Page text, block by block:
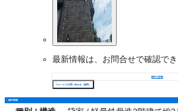
最新情報は、お問合せで確認で
物件の詳細
フォームでお問い合わせ（無料）
物件情報